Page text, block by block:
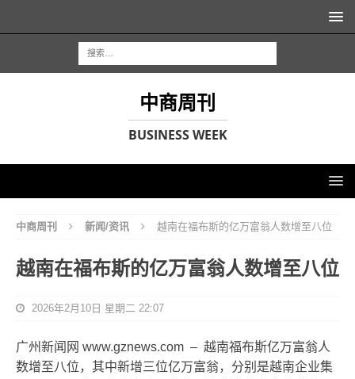
中商周刊
BUSINESS WEEK
中商周刊 新闻/资讯 越南在福布斯的亿万富翁人数增至八位
越南在福布斯的亿万富翁人数增至八位
2026年2月10日 星期二 22:07
广州新闻网 www.gznews.com – 越南福布斯亿万富翁人
数增至八位，其中新增三位亿万富翁，分别是越南企业集